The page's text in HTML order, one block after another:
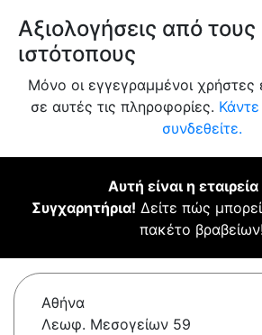
Αξιολογήσεις από
ιστότοπους
Μόνο οι εγγεγραμμένοι
σε αυτές τις πληροφορίες.
συνδεθείτε.
Αυτή είναι η
Συγχαρητήρια! Δείτε πώς
πακέτο βραβείων!
Αθήνα
Λεωφ. Μεσογείων 59